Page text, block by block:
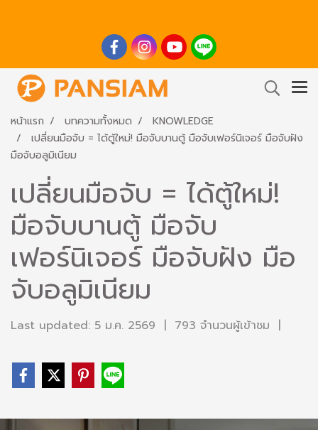
หน้าแรก บทความทั้งหมด
KNOWLEDGE
เปลี่ยนมือจับ = ได้ตู้ใหม่! มือจับบานตู้ มือจับเฟอร์นิเจอร์ มือจับฝัง
มือจับอลูมิเนียม
เปลี่ยนมือจับ = ได้ตู้ใหม่!
มือจับบานตู้ มือจับ
เฟอร์นิเจอร์ มือจับฝัง มือ
จับอลูมิเนียม
Last updated: 5 ม.ค. 2569 | 793 จำนวนผู้เข้าชม |